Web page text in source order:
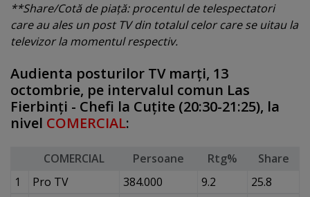
**Share/Cotă de piaţă: procentul de telespectatori
care au ales un post TV din totalul celor care se uitau la
televizor la momentul respectiv.
Audienta posturilor TV marţi, 13
octombrie, pe intervalul comun Las
Fierbinţi - Chefi la Cuţite (20:30-21:25), la
nivel COMERCIAL:
COMERCIAL Persoane Rtg%
Share
1
Pro TV 384.000 9.2
25.8